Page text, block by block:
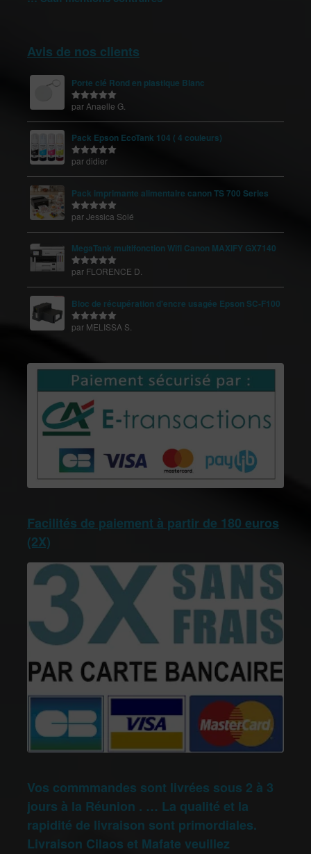
Avis de nos clients
Porte clé Rond en plastique Blanc
Note5sur
par Anaelle G.
Pack Epson EcoTank 104 ( 4 couleurs)
Note 5sur
par didier
Pack imprimante alimentaire canon TS 700 Series
Note5sur
par Jessica Solé
MegaTank multifonction Wifi Canon MAXIFY GX7140
Note
sur
par FLORENCE D.
Bloc de récupération d'encre usagée Epson SC-F100
Note 5sur
par MELISSA S.
Facilités de paiement à partir de 180 euros
(2X)
Vos commmandes sont livrées sous 2 à 3
jours à la Réunion . … La qualité et la
rapidité de livraison sont primordiales.
Livraison Cilaos et Mafate veuillez